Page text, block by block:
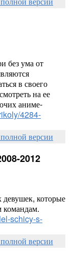
без ума от
в своего
на ее
аниме-
4284-
версии
2012
которые
schicy-s-
версии